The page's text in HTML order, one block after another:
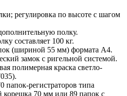
регулировка по высоте с шагом
полку.
составляет 100 кг.
(шириной 55 мм) формата А4.
замок с ригельной системой.
полимерная краска светло-
папок-регистраторов типа
70 мм или 89 папок с